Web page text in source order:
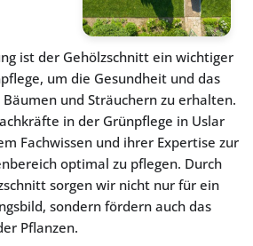
ist der Gehölzschnitt ein wichtiger
um die Gesundheit und das
Bäumen und Sträuchern zu erhalten.
in der Grünpflege in Uslar
Fachwissen und ihrer Expertise zur
optimal zu pflegen. Durch
sorgen wir nicht nur für ein
sondern fördern auch das
Pflanzen.